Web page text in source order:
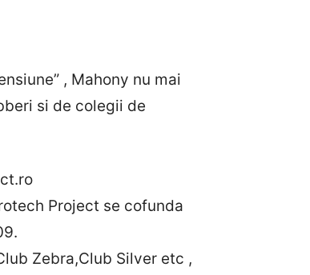
, Mahony nu mai
si de colegii de
Project se cofunda
Zebra,Club Silver etc ,